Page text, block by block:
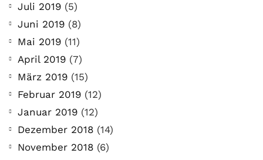
Juli 2019 (5)
Juni 2019 (8)
Mai 2019 (11)
April 2019 (7)
März 2019 (15)
Februar 2019 (12)
Januar 2019 (12)
Dezember 2018 (14)
November 2018 (6)